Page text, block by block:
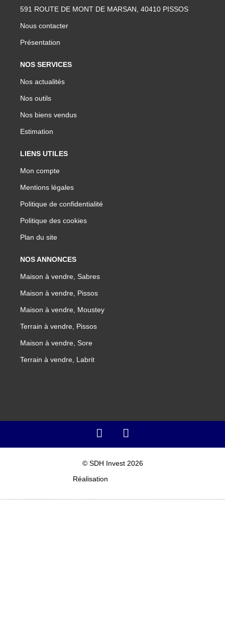
591 ROUTE DE MONT DE MARSAN, 40410 PISSOS
Nous contacter
Présentation
NOS SERVICES
Nos actualités
Nos outils
Nos biens vendus
Estimation
LIENS UTILES
Mon compte
Mentions légales
Politique de confidentialité
Politique des cookies
Plan du site
NOS ANNONCES
Maison à vendre, Sabres
Maison à vendre, Pissos
Maison à vendre, Moustey
Terrain à vendre, Pissos
Maison à vendre, Sore
Terrain à vendre, Labrit
© SDH Invest 2026
Réalisation